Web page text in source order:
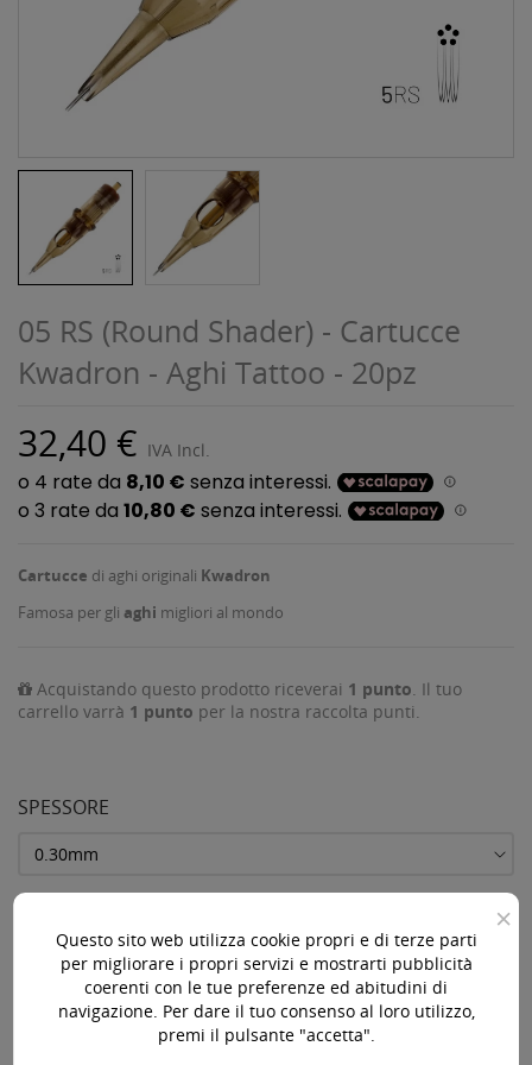
05 RS (Round Shader) - Cartucce
Kwadron - Aghi Tattoo - 20pz
32,40 € IVA Incl.
Cartucce di aghi originali Kwadron
Famosa per gli aghi migliori al mondo
Acquistando questo prodotto riceverai 1 punto . Il tuo
carrello varrà 1 punto per la nostra raccolta punti.
SPESSORE
AGGIUNGI AL CARRELLO 
Ultimi articoli in magazzino
×
Questo sito web utilizza cookie propri e di terze parti
per migliorare i propri servizi e mostrarti pubblicità
coerenti con le tue preferenze ed abitudini di
navigazione. Per dare il tuo consenso al loro utilizzo,
premi il pulsante "accetta".